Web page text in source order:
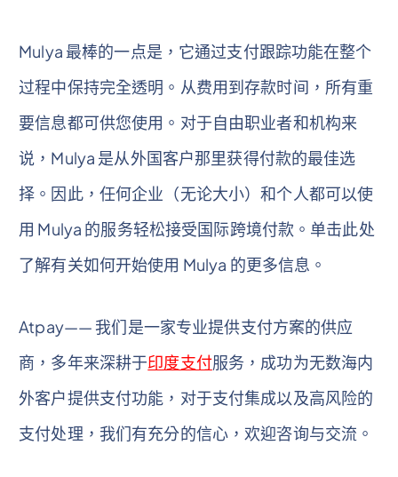
Mulya 最棒的一点是，它通过支付跟踪功能在整个
过程中保持完全透明。从费用到存款时间，所有重
要信息都可供您使用。对于自由职业者和机构来
说，Mulya 是从外国客户那里获得付款的最佳选
择。因此，任何企业（无论大小）和个人都可以使
用 Mulya 的服务轻松接受国际跨境付款。单击此处
了解有关如何开始使用 Mulya 的更多信息。
Atpay—— 我们是一家专业提供支付方案的供应
商，多年来深耕于印度支付服务，成功为无数海内
外客户提供支付功能，对于支付集成以及高风险的
支付处理，我们有充分的信心，欢迎咨询与交流。